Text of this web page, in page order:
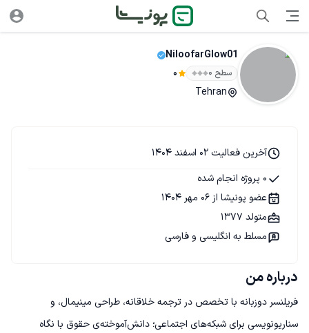
NiloofarGlow01
سطح ۰ 0
Tehran
درباره من
فریلنسر دو‌زبانه با تخصص در ترجمه خلاقانه، طراحی مینیمال، و
سناریونویسی برای شبکه‌های اجتماعی؛ دانش‌آموخته‌ی حقوق با نگاه
آخرین فعالیت 02 اسفند 1404
0 پروژه انجام شده
عضو پونیشا از 06 مهر 1404
متولد 1377
مسلط به انگلیسی و فارسی